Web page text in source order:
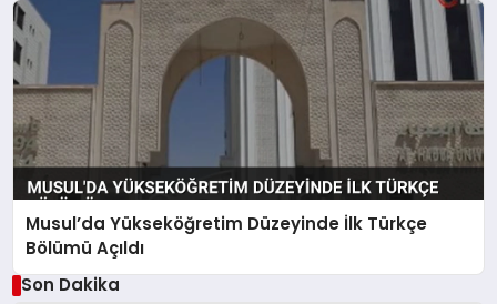
Musul’da Yükseköğretim Düzeyinde İlk Türkçe
Bölümü Açıldı
Son Dakika